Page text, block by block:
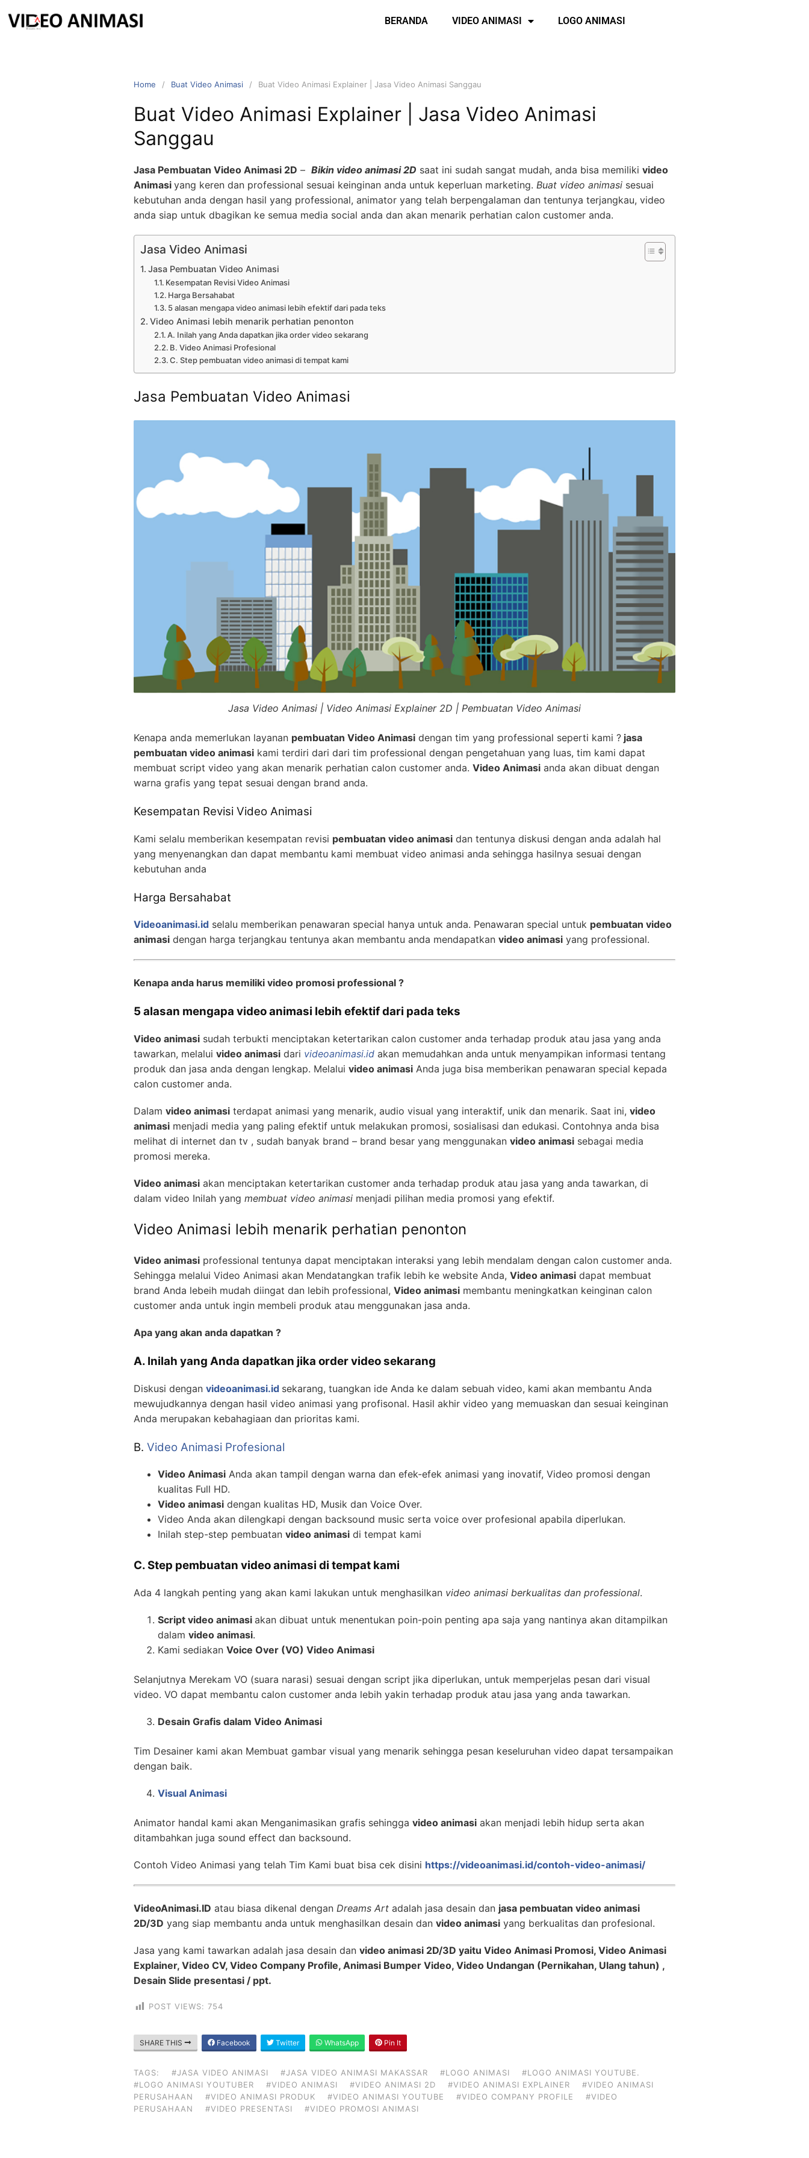
BERANDA VIDEO ANIMASI LOGO ANIMASI
Home Buat Video Animasi Buat Video Animasi Explainer | Jasa Video Animasi Sanggau
Buat Video Animasi Explainer | Jasa Video Animasi
Sanggau
Jasa Pembuatan Video Animasi 2D – Bikin video animasi 2D saat ini sudah sangat mudah, anda bisa memiliki video
Animasi yang keren dan professional sesuai keinginan anda untuk keperluan marketing. Buat video animasi sesuai
kebutuhan anda dengan hasil yang professional, animator yang telah berpengalaman dan tentunya terjangkau, video
anda siap untuk dbagikan ke semua media social anda dan akan menarik perhatian calon customer anda.
Jasa Video Animasi
Jasa Pembuatan Video Animasi
Kesempatan Revisi Video Animasi
Harga Bersahabat
5 alasan mengapa video animasi lebih efektif dari pada teks
Video Animasi lebih menarik perhatian penonton
A. Inilah yang Anda dapatkan jika order video sekarang
B. Video Animasi Profesional
C. Step pembuatan video animasi di tempat kami
Jasa Pembuatan Video Animasi
Jasa Video Animasi | Video Animasi Explainer 2D | Pembuatan Video Animasi
Kenapa anda memerlukan layanan pembuatan Video Animasi dengan tim yang professional seperti kami ? jasa
pembuatan video animasi kami terdiri dari dari tim professional dengan pengetahuan yang luas, tim kami dapat
membuat script video yang akan menarik perhatian calon customer anda. Video Animasi anda akan dibuat dengan
warna grafis yang tepat sesuai dengan brand anda.
Kesempatan Revisi Video Animasi
Kami selalu memberikan kesempatan revisi pembuatan video animasi dan tentunya diskusi dengan anda adalah hal
yang menyenangkan dan dapat membantu kami membuat video animasi anda sehingga hasilnya sesuai dengan
kebutuhan anda
Harga Bersahabat
Videoanimasi.id selalu memberikan penawaran special hanya untuk anda. Penawaran special untuk pembuatan video
animasi dengan harga terjangkau tentunya akan membantu anda mendapatkan video animasi yang professional.
Kenapa anda harus memiliki video promosi professional ?
5 alasan mengapa video animasi lebih efektif dari pada teks
Video animasi sudah terbukti menciptakan ketertarikan calon customer anda terhadap produk atau jasa yang anda
tawarkan, melalui video animasi dari videoanimasi.id akan memudahkan anda untuk menyampikan informasi tentang
produk dan jasa anda dengan lengkap. Melalui video animasi Anda juga bisa memberikan penawaran special kepada
calon customer anda.
Dalam video animasi terdapat animasi yang menarik, audio visual yang interaktif, unik dan menarik. Saat ini, video
animasi menjadi media yang paling efektif untuk melakukan promosi, sosialisasi dan edukasi. Contohnya anda bisa
melihat di internet dan tv , sudah banyak brand – brand besar yang menggunakan video animasi sebagai media
promosi mereka.
Video animasi akan menciptakan ketertarikan customer anda terhadap produk atau jasa yang anda tawarkan, di
dalam video Inilah yang membuat video animasi menjadi pilihan media promosi yang efektif.
Video Animasi lebih menarik perhatian penonton
Video animasi professional tentunya dapat menciptakan interaksi yang lebih mendalam dengan calon customer anda.
Sehingga melalui Video Animasi akan Mendatangkan trafik lebih ke website Anda, Video animasi dapat membuat
brand Anda lebeih mudah diingat dan lebih professional, Video animasi membantu meningkatkan keinginan calon
customer anda untuk ingin membeli produk atau menggunakan jasa anda.
Apa yang akan anda dapatkan ?
A. Inilah yang Anda dapatkan jika order video sekarang
Diskusi dengan videoanimasi.id sekarang, tuangkan ide Anda ke dalam sebuah video, kami akan membantu Anda
mewujudkannya dengan hasil video animasi yang profisonal. Hasil akhir video yang memuaskan dan sesuai keinginan
Anda merupakan kebahagiaan dan prioritas kami.
B. Video Animasi Profesional
Video Animasi Anda akan tampil dengan warna dan efek-efek animasi yang inovatif, Video promosi dengan
kualitas Full HD.
Video animasi dengan kualitas HD, Musik dan Voice Over.
Video Anda akan dilengkapi dengan backsound music serta voice over profesional apabila diperlukan.
Inilah step-step pembuatan video animasi di tempat kami
C. Step pembuatan video animasi di tempat kami
Ada 4 langkah penting yang akan kami lakukan untuk menghasilkan video animasi berkualitas dan professional.
Script video animasi akan dibuat untuk menentukan poin-poin penting apa saja yang nantinya akan ditampilkan
dalam video animasi.
Kami sediakan Voice Over (VO) Video Animasi
Selanjutnya Merekam VO (suara narasi) sesuai dengan script jika diperlukan, untuk memperjelas pesan dari visual
video. VO dapat membantu calon customer anda lebih yakin terhadap produk atau jasa yang anda tawarkan.
Desain Grafis dalam Video Animasi
Tim Desainer kami akan Membuat gambar visual yang menarik sehingga pesan keseluruhan video dapat tersampaikan
dengan baik.
Visual Animasi
Animator handal kami akan Menganimasikan grafis sehingga video animasi akan menjadi lebih hidup serta akan
ditambahkan juga sound effect dan backsound.
Contoh Video Animasi yang telah Tim Kami buat bisa cek disini https://videoanimasi.id/contoh-video-animasi/
VideoAnimasi.ID atau biasa dikenal dengan Dreams Art adalah jasa desain dan jasa pembuatan video animasi
2D/3D yang siap membantu anda untuk menghasilkan desain dan video animasi yang berkualitas dan profesional.
Jasa yang kami tawarkan adalah jasa desain dan video animasi 2D/3D yaitu Video Animasi Promosi, Video Animasi
Explainer, Video CV, Video Company Profile, Animasi Bumper Video, Video Undangan (Pernikahan, Ulang tahun) ,
Desain Slide presentasi / ppt.
POST VIEWS: 754
SHARE THIS Facebook Twitter WhatsApp Pin It
TAGS: #JASA VIDEO ANIMASI #JASA VIDEO ANIMASI MAKASSAR #LOGO ANIMASI
#LOGO ANIMASI YOUTUBE.
#LOGO ANIMASI YOUTUBER
#VIDEO ANIMASI #VIDEO ANIMASI 2D #VIDEO ANIMASI EXPLAINER
#VIDEO ANIMASI
PERUSAHAAN
#VIDEO ANIMASI PRODUK #VIDEO ANIMASI YOUTUBE #VIDEO COMPANY PROFILE
#VIDEO
PERUSAHAAN
#VIDEO PRESENTASI #VIDEO PROMOSI ANIMASI